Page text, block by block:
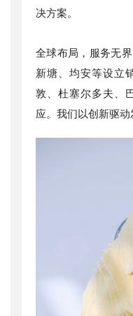
决方案。
全球布局，服务无
新塘、均安等设立
敦、杜塞尔多夫、
应。我们以创新驱动